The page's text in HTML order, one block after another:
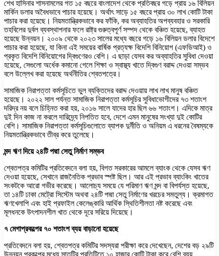
শেখ হাসিনার শাসনামলের গত ১৫ বছরে বাংলাদেশ থেকে প্রতিবছর গড়ে প্রায় ১৬ বিলিয়ন
মার্কিন ডলার অবৈধভাবে পাচার হয়েছে। অর্থাৎ সাড়ে ১৫ বছরে প্রায় ৩০ লাখ কোটি টাকা
পাচার করা হয়েছে। নিয়মতান্ত্রিকভাবে কর ফাঁকি, কর অব্যাহতির অপব্যবহার ও সরকারি
তহবিলের দুর্বল ব্যবস্থাপনার ফলে রাষ্ট্র গুরুত্বপূর্ণ সম্পদ থেকে বঞ্চিত হয়েছে, ব্যাহত
হয়েছে উন্নয়ন। ২০০৯ থেকে ২০২৩ সালের মধ্যে বছরে গড়ে ১৬ বিলিয়ন ডলার বিদেশে
পাচার করা হয়েছে, যা কিনা এই সময়ের বার্ষিক প্রত্যক্ষ বিদেশি বিনিয়োগ (এফডিআই) ও
প্রকৃত বিদেশি বিনিয়োগের দ্বিগুণেরও বেশি। এ ছাড়া যেসব কর অব্যাহতির সুবিধা দেওয়া
হয়েছে, সেগুলো অর্ধেক কমানো গেলে শিক্ষা ও স্বাস্থ্য খাতে দ্বিগুণ বরাদ্দ দেওয়া সম্ভব
বলে উল্লেখ করা হয়েছে অর্থনীতির শ্বেতপত্রে।
সামাজিক নিরাপত্তা কর্মসূচিতে ভুল ব্যক্তিদের বরাদ্দ দেওয়ায় লাখ লাখ মানুষ বঞ্চিত
হয়েছে। ২০২২ সাল পর্যন্ত সামাজিক নিরাপত্তা কর্মসূচির সুবিধাভোগীদের ৭৩ শতাংশ
দরিদ্র নয় বলে চিহ্নিত করা হয়, ২০১৬ সালে যাদের হার ছিল ৬৬ শতাংশ। এদিকে মাত্র
দুই দিন কাজ না করলে দারিদ্র্যে নিপতিত হবে, দেশে এমন মানুষের সংখ্যা দুই কোটির
বেশি। সামাজিক নিরাপত্তা কর্মসূচিগুলোতে ব্যাপক দুর্নীতি ও অনিয়ম এ ধরনের বৈষম্যকে
নিয়মতান্ত্রিকভাবে তীব্র করে তুলেছে।
মন্দ ঋণ দিয়ে ২৪টি পদ্মা সেতু নির্মাণ সম্ভব
শ্বেতপত্র কমিটির প্রতিবেদনে বলা হয়, বিগত সরকারের আমলে ব্যাংক থেকে যেসব ঋণ
দেওয়া হয়েছে, সেখানে রাজনৈতিক প্রভাব স্পষ্ট ছিল। আর এই প্রভাব ব্যাংকিং খাতের
সংকটকে আরো গভীর করেছে। আলোচ্য সময়ে যে পরিমাণ ঋণ মন্দ বা বিপর্যস্ত হয়েছে,
তা ১৪টি ঢাকা মেট্রো সিস্টেম অথবা ২৪টি পদ্মা সেতু নির্মাণের খরচের সমতুল্য। ক্রমাগত
ঋণখেলাপি এবং হাই প্রফাইল কেলেঙ্কারি আর্থিক স্থিতিশীলতা নষ্ট করেছে এবং
মূলধনকে উৎপাদনশীল খাত থেকে দূরে সরিয়ে দিয়েছে।
৭ মেগাপ্রকল্পের ৭০ শতাংশ ব্যয় বাড়ানো হয়েছে
প্রতিবেদনে বলা হয়, শ্বেতপত্র কমিটির সদস্যরা পরীক্ষা করে দেখেছেন, দেশের বড় ২৯টি
উন্নয়ন প্রকল্পের মধ্যে সাতটির প্রতিটিতে ১০ হাজার কোটি টাকা করে বেশি ব্যয়